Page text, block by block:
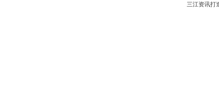
三江资讯打